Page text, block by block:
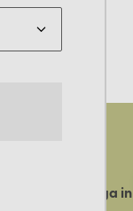
Logga in